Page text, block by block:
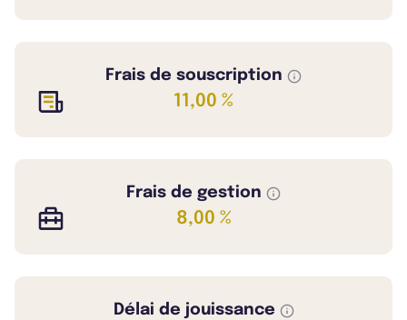
Frais de souscription
11,00 %
Frais de gestion
8,00 %
Délai de jouissance